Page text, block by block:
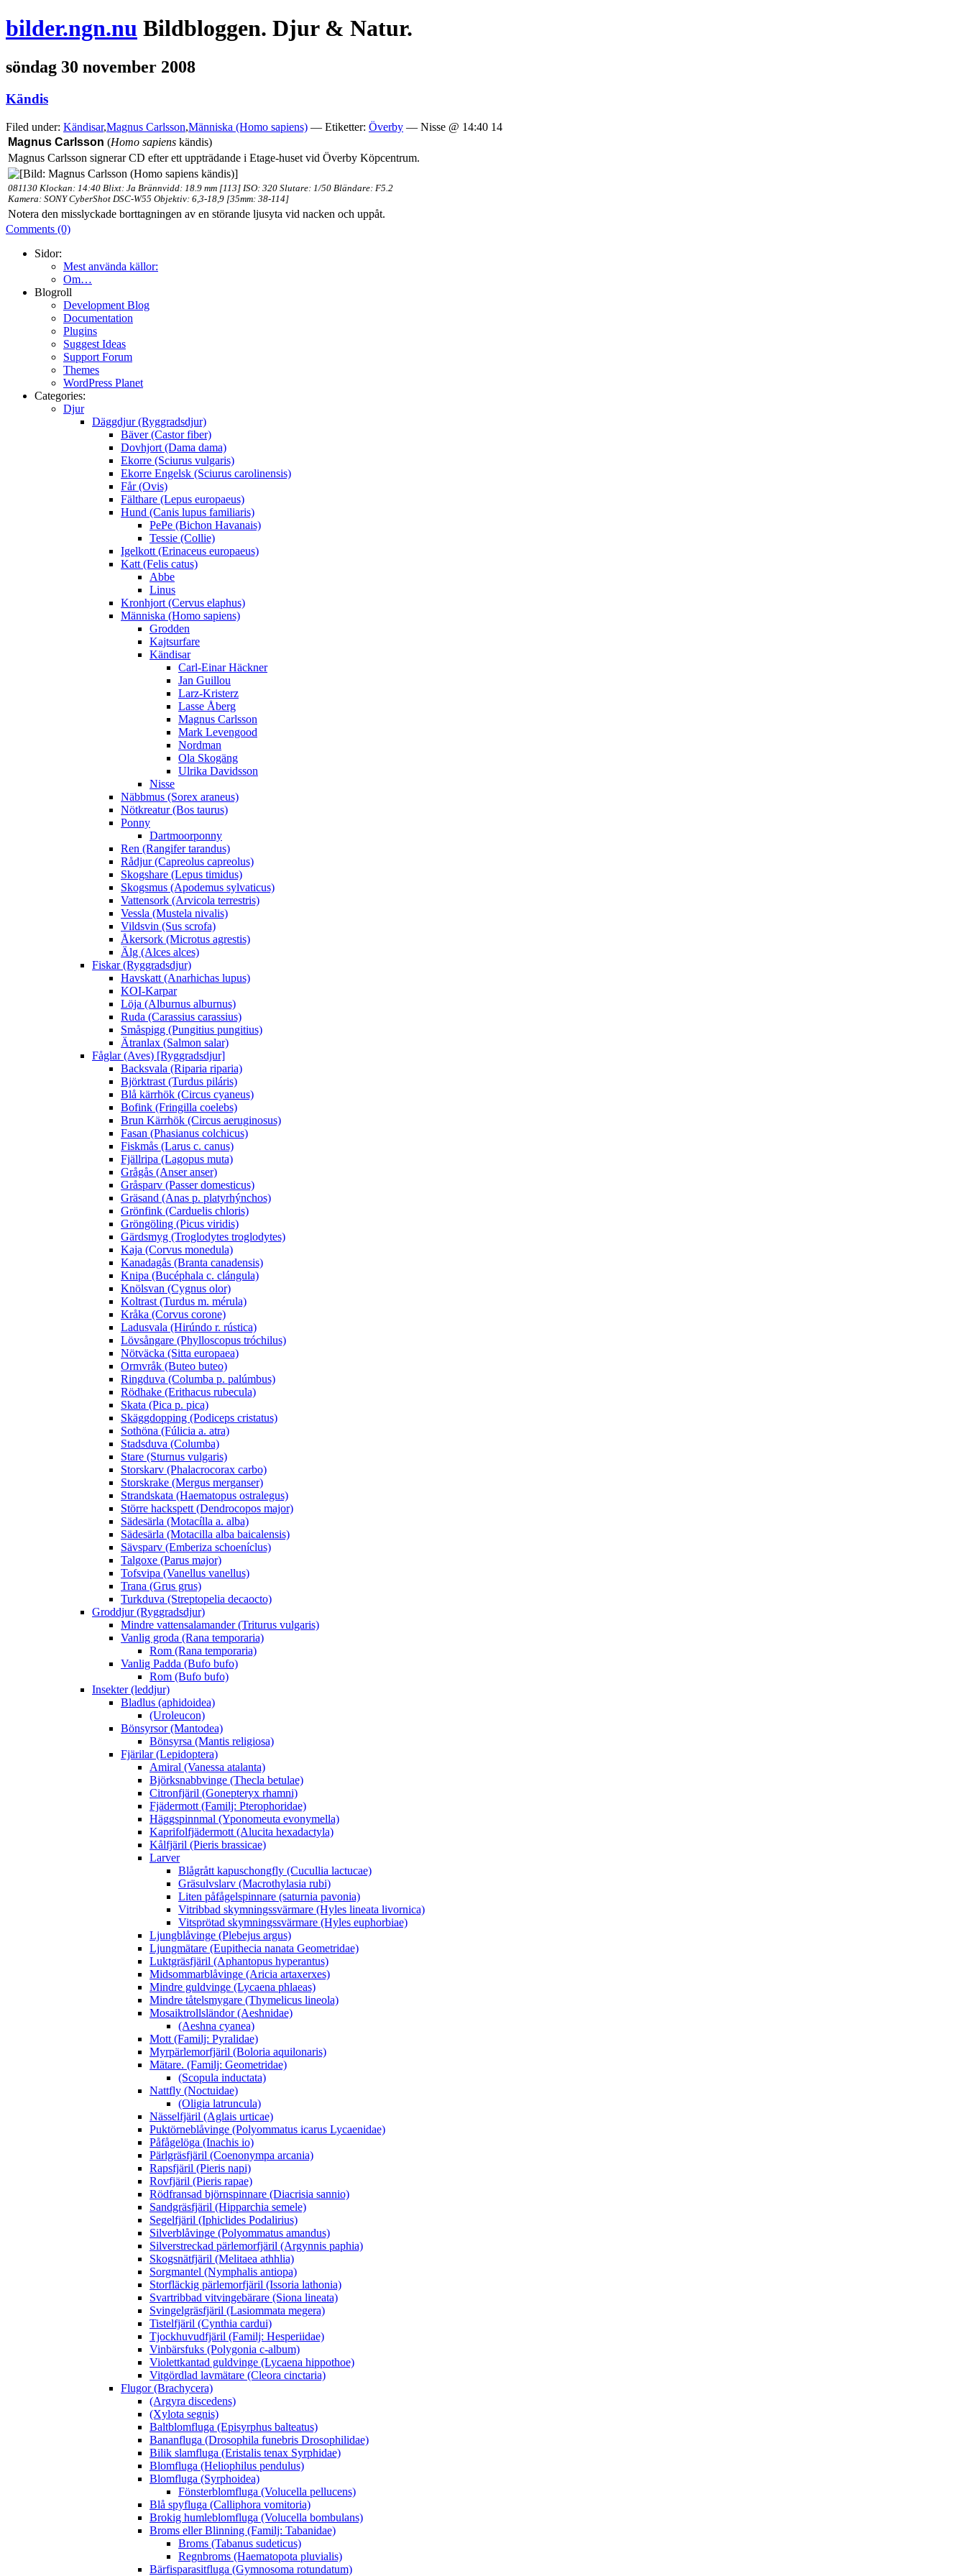
bilder.ngn.nu Bildbloggen. Djur & Natur.
söndag 30 november 2008
Kändis
Filed under: Kändisar,Magnus Carlsson,Människa (Homo sapiens) — Etiketter: Överby — Nisse @ 14:40 14
Magnus Carlsson (Homo sapiens kändis)
Magnus Carlsson signerar CD efter ett uppträdande i Etage-huset vid Överby Köpcentrum.
081130 Klockan: 14:40 Blixt: Ja Brännvidd: 18.9 mm [113] ISO: 320 Slutare: 1/50 Bländare: F5.2
Kamera: SONY CyberShot DSC-W55 Objektiv: 6,3-18,9 [35mm: 38-114]
Notera den misslyckade borttagningen av en störande ljusyta vid nacken och uppåt.
Comments (0)
Sidor:
Mest använda källor:
Om…
Blogroll
Development Blog
Documentation
Plugins
Suggest Ideas
Support Forum
Themes
WordPress Planet
Categories:
Djur
Däggdjur (Ryggradsdjur)
Bäver (Castor fiber)
Dovhjort (Dama dama)
Ekorre (Sciurus vulgaris)
Ekorre Engelsk (Sciurus carolinensis)
Får (Ovis)
Fälthare (Lepus europaeus)
Hund (Canis lupus familiaris)
PePe (Bichon Havanais)
Tessie (Collie)
Igelkott (Erinaceus europaeus)
Katt (Felis catus)
Abbe
Linus
Kronhjort (Cervus elaphus)
Människa (Homo sapiens)
Grodden
Kajtsurfare
Kändisar
Carl-Einar Häckner
Jan Guillou
Larz-Kristerz
Lasse Åberg
Magnus Carlsson
Mark Levengood
Nordman
Ola Skogäng
Ulrika Davidsson
Nisse
Näbbmus (Sorex araneus)
Nötkreatur (Bos taurus)
Ponny
Dartmoorponny
Ren (Rangifer tarandus)
Rådjur (Capreolus capreolus)
Skogshare (Lepus timidus)
Skogsmus (Apodemus sylvaticus)
Vattensork (Arvicola terrestris)
Vessla (Mustela nivalis)
Vildsvin (Sus scrofa)
Åkersork (Microtus agrestis)
Älg (Alces alces)
Fiskar (Ryggradsdjur)
Havskatt (Anarhichas lupus)
KOI-Karpar
Löja (Alburnus alburnus)
Ruda (Carassius carassius)
Småspigg (Pungitius pungitius)
Ätranlax (Salmon salar)
Fåglar (Aves) [Ryggradsdjur]
Backsvala (Riparia riparia)
Björktrast (Turdus piláris)
Blå kärrhök (Circus cyaneus)
Bofink (Fringilla coelebs)
Brun Kärrhök (Circus aeruginosus)
Fasan (Phasianus colchicus)
Fiskmås (Larus c. canus)
Fjällripa (Lagopus muta)
Grågås (Anser anser)
Gråsparv (Passer domesticus)
Gräsand (Anas p. platyrhýnchos)
Grönfink (Carduelis chloris)
Gröngöling (Picus viridis)
Gärdsmyg (Troglodytes troglodytes)
Kaja (Corvus monedula)
Kanadagås (Branta canadensis)
Knipa (Bucéphala c. clángula)
Knölsvan (Cygnus olor)
Koltrast (Turdus m. mérula)
Kråka (Corvus corone)
Ladusvala (Hirúndo r. rústica)
Lövsångare (Phylloscopus tróchilus)
Nötväcka (Sitta europaea)
Ormvråk (Buteo buteo)
Ringduva (Columba p. palúmbus)
Rödhake (Erithacus rubecula)
Skata (Pica p. pica)
Skäggdopping (Podiceps cristatus)
Sothöna (Fúlicia a. atra)
Stadsduva (Columba)
Stare (Sturnus vulgaris)
Storskarv (Phalacrocorax carbo)
Storskrake (Mergus merganser)
Strandskata (Haematopus ostralegus)
Större hackspett (Dendrocopos major)
Sädesärla (Motacílla a. alba)
Sädesärla (Motacilla alba baicalensis)
Sävsparv (Emberiza schoeníclus)
Talgoxe (Parus major)
Tofsvipa (Vanellus vanellus)
Trana (Grus grus)
Turkduva (Streptopelia decaocto)
Groddjur (Ryggradsdjur)
Mindre vattensalamander (Triturus vulgaris)
Vanlig groda (Rana temporaria)
Rom (Rana temporaria)
Vanlig Padda (Bufo bufo)
Rom (Bufo bufo)
Insekter (leddjur)
Bladlus (aphidoidea)
(Uroleucon)
Bönsyrsor (Mantodea)
Bönsyrsa (Mantis religiosa)
Fjärilar (Lepidoptera)
Amiral (Vanessa atalanta)
Björksnabbvinge (Thecla betulae)
Citronfjäril (Gonepteryx rhamni)
Fjädermott (Familj: Pterophoridae)
Häggspinnmal (Yponomeuta evonymella)
Kaprifolfjädermott (Alucita hexadactyla)
Kålfjäril (Pieris brassicae)
Larver
Blågrått kapuschongfly (Cucullia lactucae)
Gräsulvslarv (Macrothylasia rubi)
Liten påfågelspinnare (saturnia pavonia)
Vitribbad skymningssvärmare (Hyles lineata livornica)
Vitsprötad skymningssvärmare (Hyles euphorbiae)
Ljungblåvinge (Plebejus argus)
Ljungmätare (Eupithecia nanata Geometridae)
Luktgräsfjäril (Aphantopus hyperantus)
Midsommarblåvinge (Aricia artaxerxes)
Mindre guldvinge (Lycaena phlaeas)
Mindre tåtelsmygare (Thymelicus lineola)
Mosaiktrollsländor (Aeshnidae)
(Aeshna cyanea)
Mott (Familj: Pyralidae)
Myrpärlemorfjäril (Boloria aquilonaris)
Mätare. (Familj: Geometridae)
(Scopula inductata)
Nattfly (Noctuidae)
(Oligia latruncula)
Nässelfjäril (Aglais urticae)
Puktörneblåvinge (Polyommatus icarus Lycaenidae)
Påfågelöga (Inachis io)
Pärlgräsfjäril (Coenonympa arcania)
Rapsfjäril (Pieris napi)
Rovfjäril (Pieris rapae)
Rödfransad björnspinnare (Diacrisia sannio)
Sandgräsfjäril (Hipparchia semele)
Segelfjäril (Iphiclides Podalirius)
Silverblåvinge (Polyommatus amandus)
Silverstreckad pärlemorfjäril (Argynnis paphia)
Skogsnätfjäril (Melitaea athhlia)
Sorgmantel (Nymphalis antiopa)
Storfläckig pärlemorfjäril (Issoria lathonia)
Svartribbad vitvingebärare (Siona lineata)
Svingelgräsfjäril (Lasiommata megera)
Tistelfjäril (Cynthia cardui)
Tjockhuvudfjäril (Familj: Hesperiidae)
Vinbärsfuks (Polygonia c-album)
Violettkantad guldvinge (Lycaena hippothoe)
Vitgördlad lavmätare (Cleora cinctaria)
Flugor (Brachycera)
(Argyra discedens)
(Xylota segnis)
Baltblomfluga (Episyrphus balteatus)
Bananfluga (Drosophila funebris Drosophilidae)
Bilik slamfluga (Eristalis tenax Syrphidae)
Blomfluga (Heliophilus pendulus)
Blomfluga (Syrphoidea)
Fönsterblomfluga (Volucella pellucens)
Blå spyfluga (Calliphora vomitoria)
Brokig humleblomfluga (Volucella bombulans)
Broms eller Blinning (Familj: Tabanidae)
Broms (Tabanus sudeticus)
Regnbroms (Haematopota pluvialis)
Bärfisparasitfluga (Gymnosoma rotundatum)